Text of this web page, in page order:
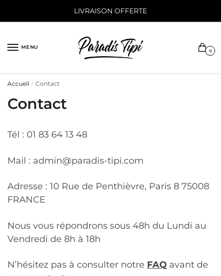
LIVRAISON OFFERTE
MENU
0
Accueil / Contact
Contact
Tél : 01 83 64 13 48
Mail : admin@paradis-tipi.com
Adresse : 10 Rue de Penthièvre, Paris 8 75008
FRANCE
Nous vous répondrons sous 48h du Lundi au
Vendredi de 8h à 18h
N’hésitez pas à consulter notre FAQ avant de